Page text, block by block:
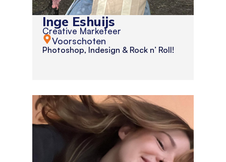
Inge Eshuijs
Creative Marketeer
Voorschoten
Photoshop, Indesign & Rock n’ Roll!